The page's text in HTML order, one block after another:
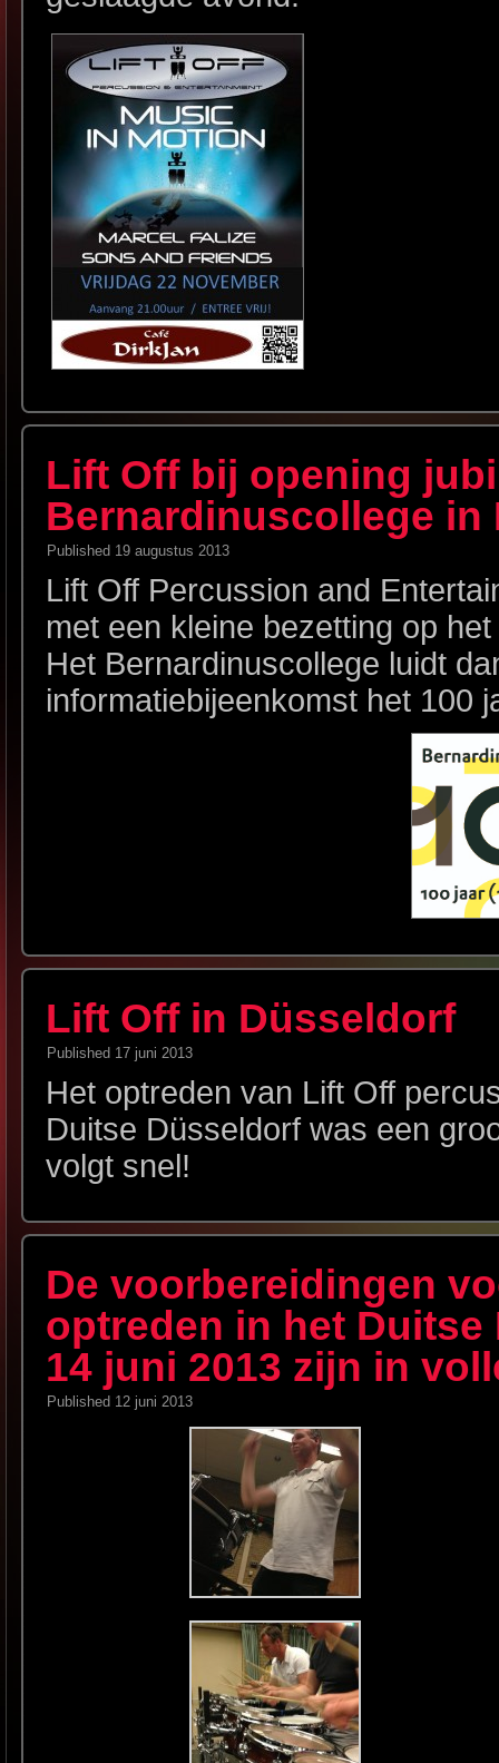
Lift Off bij opening
Bernardinuscollege in
Published 19 augustus 2013
Lift Off Percussion and
met een kleine bezetting op het
Het Bernardinuscollege luidt
informatiebijeenkomst het 100
Lift Off in Düsseldorf
Published 17 juni 2013
Het optreden van Lift Off
Duitse Düsseldorf was een
volgt snel!
De voorbereidingen
optreden in het
14 juni 2013 zijn in
Published 12 juni 2013